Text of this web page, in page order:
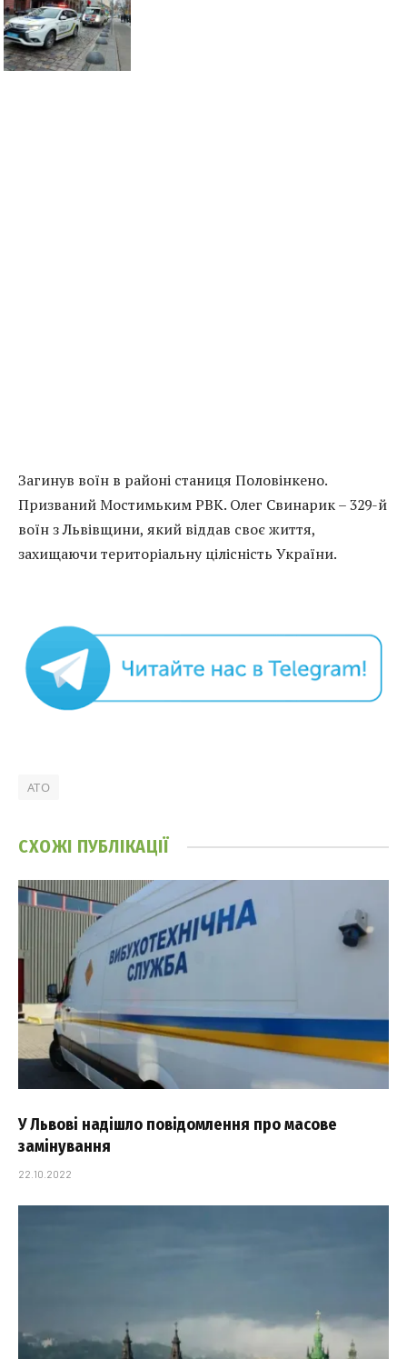
Загинув воїн в районі станиця Половінкено.
Призваний Мостимьким РВК. Олег Свинарик – 329-й
воїн з Львівщини, який віддав своє життя,
захищаючи територіальну цілісність України.
АТО
СХОЖІ ПУБЛІКАЦІЇ
У Львові надішло повідомлення про масове
замінування
22.10.2022